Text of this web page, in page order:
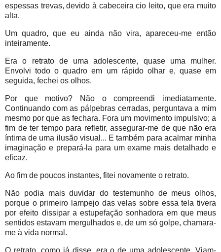
espessas trevas, devido à cabeceira cio leito, que era muito
alta.
Um quadro, que eu ainda não vira, apareceu-me então
inteiramente.
Era o retrato de uma adolescente, quase uma mulher.
Envolvi todo o quadro em um rápido olhar e, quase em
seguida, fechei os olhos.
Por que motivo? Não o compreendi imediatamente.
Continuando com as pálpebras cerradas, perguntava a mim
mesmo por que as fechara. Fora um movimento impulsivo; a
fim de ter tempo para refletir, assegurar-me de que não era
íntima de uma ilusão visual... E também para acalmar minha
imaginação e prepará-la para um exame mais detalhado e
eficaz.
Ao fim de poucos instantes, fitei novamente o retrato.
Não podia mais duvidar do testemunho de meus olhos,
porque o primeiro lampejo das velas sobre essa tela tivera
por efeito dissipar a estupefação sonhadora em que meus
sentidos estavam mergulhados e, de um só golpe, chamara-
me à vida normal.